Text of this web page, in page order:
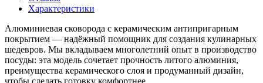
Характеристики
Алюминиевая сковорода с керамическим антипригарным
покрытием — надёжный помощник для создания кулинарных
шедевров. Мы вкладываем многолетний опыт в производство
посуды: эта модель сочетает прочность литого алюминия,
преимущества керамического слоя и продуманный дизайн,
чтобы сделать готовку комфортнее.